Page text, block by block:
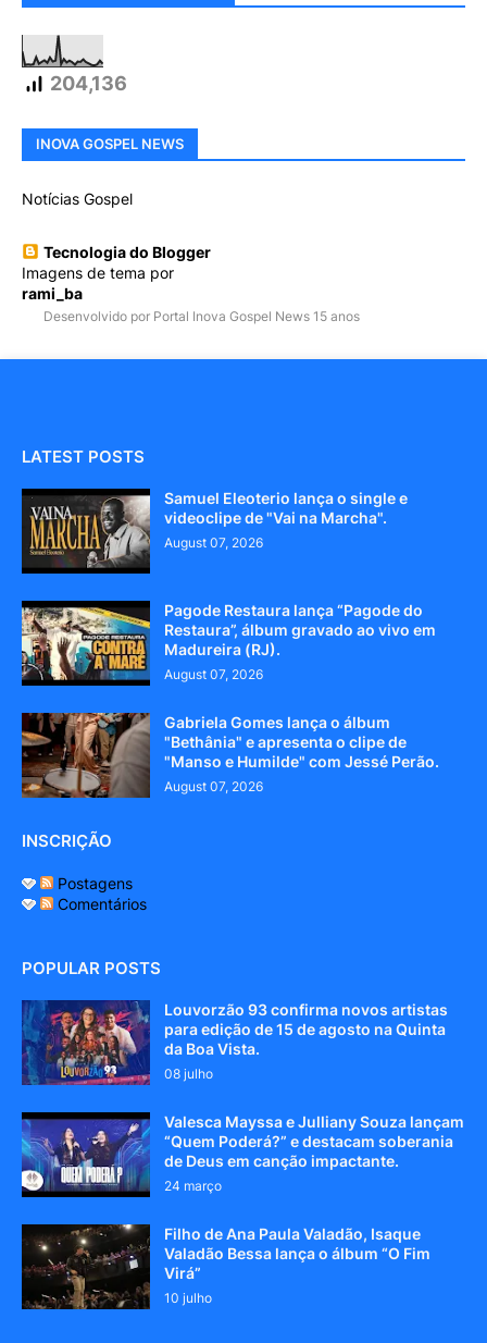
204,136
INOVA GOSPEL NEWS
Notícias Gospel
Tecnologia do Blogger
Imagens de tema por
rami_ba
Desenvolvido por Portal Inova Gospel News 15 anos
LATEST POSTS
Samuel Eleoterio lança o single e
videoclipe de "Vai na Marcha".
August 07, 2026
Pagode Restaura lança “Pagode do
Restaura”, álbum gravado ao vivo em
Madureira (RJ).
August 07, 2026
Gabriela Gomes lança o álbum
"Bethânia" e apresenta o clipe de
"Manso e Humilde" com Jessé Perão.
August 07, 2026
INSCRIÇÃO
Postagens
Comentários
POPULAR POSTS
Louvorzão 93 confirma novos artistas
para edição de 15 de agosto na Quinta
da Boa Vista.
08 julho
Valesca Mayssa e Julliany Souza lançam
“Quem Poderá?” e destacam soberania
de Deus em canção impactante.
24 março
Filho de Ana Paula Valadão, Isaque
Valadão Bessa lança o álbum “O Fim
Virá”
10 julho